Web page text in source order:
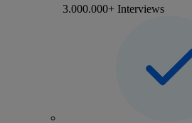
3.000.000+ Interviews